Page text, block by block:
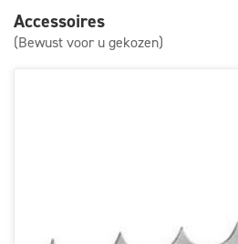
Accessoires
(Bewust voor u gekozen)